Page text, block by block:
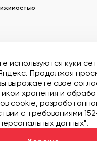
«Аструм
сайте информация носит
публичной офертой
Пользовательское соглашение
используются куки
Продолжая
выражаете свое
хранения и
cookie,
с требованиями
данных".